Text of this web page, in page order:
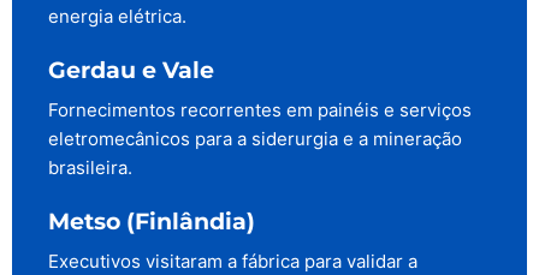
energia elétrica.
Gerdau e Vale
Fornecimentos recorrentes em painéis e serviços
eletromecânicos para a siderurgia e a mineração
brasileira.
Metso (Finlândia)
Executivos visitaram a fábrica para validar a